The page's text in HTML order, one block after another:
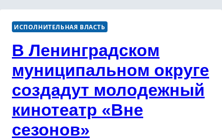
ИСПОЛНИТЕЛЬНАЯ ВЛАСТЬ
В Ленинградском
муниципальном округе
создадут молодежный
кинотеатр «Вне
сезонов»